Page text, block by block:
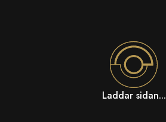
Laddar sidan...